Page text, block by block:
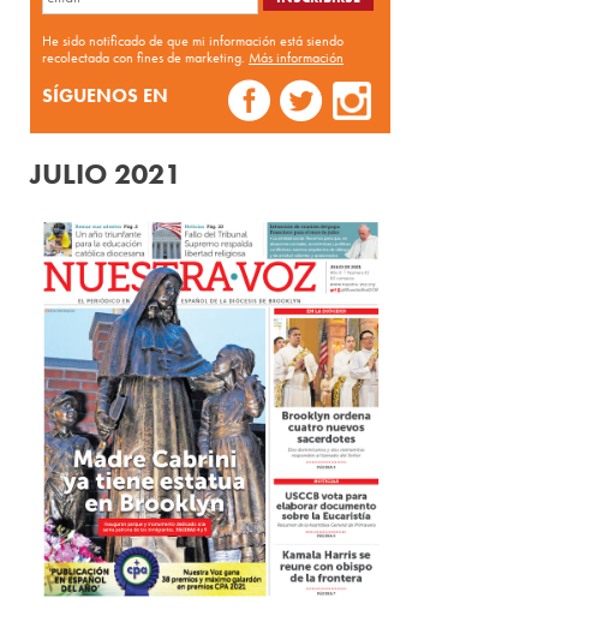
He sido notificado de que mi información está siendo
recolectada con fines de marketing. Más información
SÍGUENOS EN
JULIO 2021